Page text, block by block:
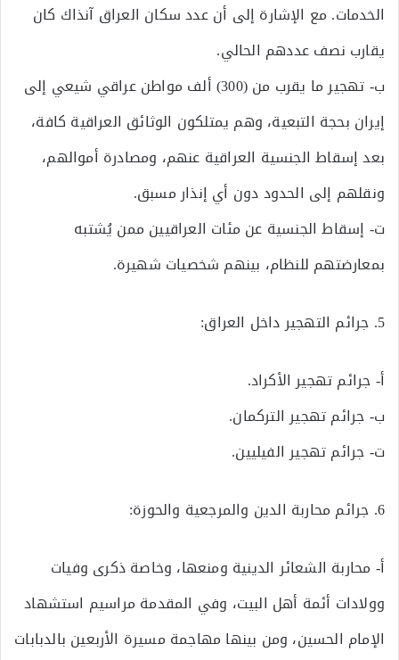
الخدمات. مع الإشارة إلى أن عدد سكان العراق آنذاك كان
يقارب نصف عددهم الحالي.
ب‌- تهجير ما يقرب من (300) ألف مواطن عراقي شيعي إلى
إيران بحجة التبعية، وهم يمتلكون الوثائق العراقية كافة،
بعد إسقاط الجنسية العراقية عنهم، ومصادرة أموالهم،
ونقلهم إلى الحدود دون أي إنذار مسبق.
ت‌- إسقاط الجنسية عن مئات العراقيين ممن يُشتبه
بمعارضتهم للنظام، بينهم شخصيات شهيرة.
5. جرائم التهجير داخل العراق:
أ‌- جرائم تهجير الأكراد.
ب‌- جرائم تهجير التركمان.
ت‌- جرائم تهجير الفيليين.
6. جرائم محاربة الدين والمرجعية والحوزة:
أ‌- محاربة الشعائر الدينية ومنعها، وخاصة ذكرى وفيات
وولادات أئمة أهل البيت، وفي المقدمة مراسيم استشهاد
الإمام الحسين، ومن بينها مهاجمة مسيرة الأربعين بالدبابات